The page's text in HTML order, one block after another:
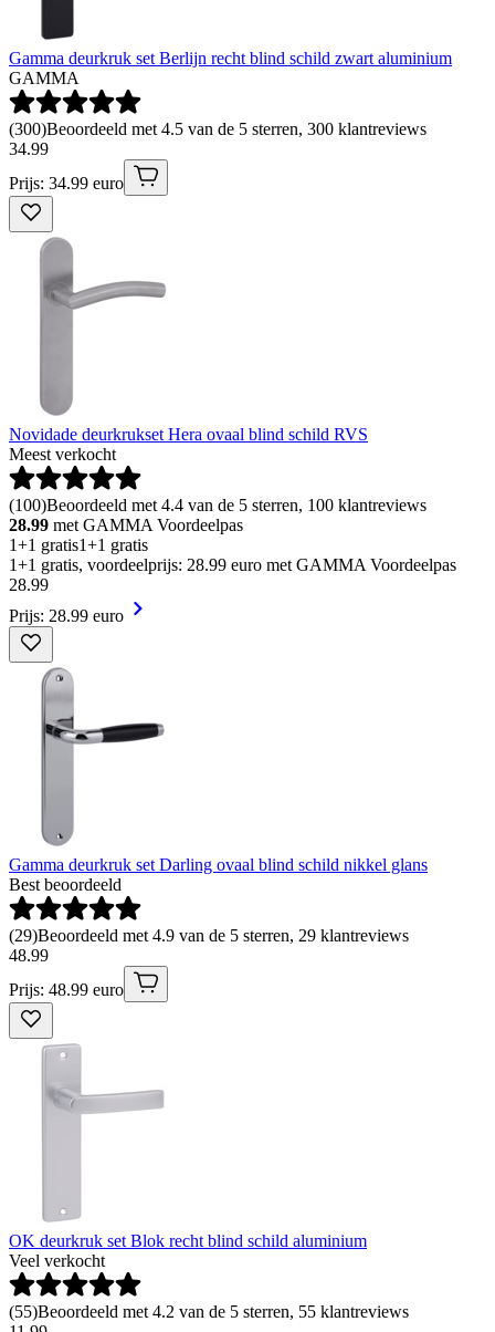
Gamma deurkruk set Berlijn recht blind schild zwart aluminium
GAMMA
(300)Beoordeeld met 4.5 van de 5 sterren, 300 klantreviews
34.99
Prijs: 34.99 euro
Novidade deurkrukset Hera ovaal blind schild RVS
Meest verkocht
(100)Beoordeeld met 4.4 van de 5 sterren, 100 klantreviews
28.99 met GAMMA Voordeelpas
1+1 gratis1+1 gratis
1+1 gratis, voordeelprijs: 28.99 euro met GAMMA Voordeelpas
28.99
Prijs: 28.99 euro
Gamma deurkruk set Darling ovaal blind schild nikkel glans
Best beoordeeld
(29)Beoordeeld met 4.9 van de 5 sterren, 29 klantreviews
48.99
Prijs: 48.99 euro
OK deurkruk set Blok recht blind schild aluminium
Veel verkocht
(55)Beoordeeld met 4.2 van de 5 sterren, 55 klantreviews